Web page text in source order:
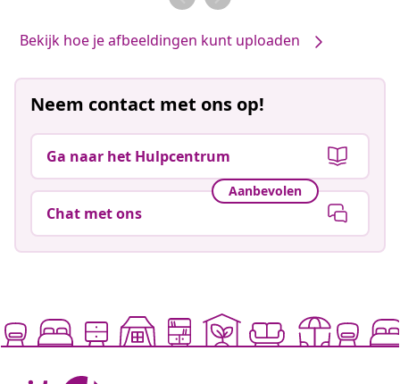
Bekijk hoe je afbeeldingen kunt uploaden
Neem contact met ons op!
Ga naar het Hulpcentrum
Aanbevolen
Chat met ons